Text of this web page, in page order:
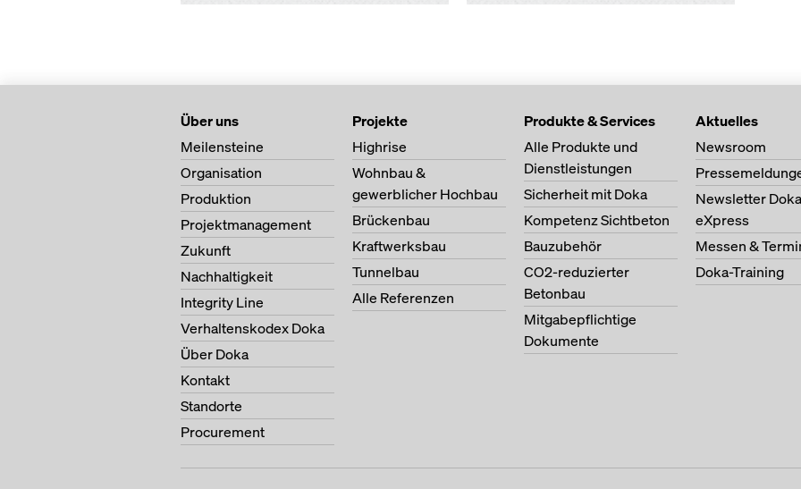
Über uns
Meilensteine
Organisation
Produktion
Projektmanagement
Zukunft
Nachhaltigkeit
Integrity Line
Verhaltenskodex Doka
Über Doka
Kontakt
Standorte
Procurement
Projekte
Highrise
Wohnbau &
gewerblicher Hochbau
Brückenbau
Kraftwerksbau
Tunnelbau
Alle Referenzen
Produkte & Services
Alle Produkte und
Dienstleistungen
Sicherheit mit Doka
Kompetenz Sichtbeton
Bauzubehör
CO2-reduzierter
Betonbau
Mitgabepflichtige
Dokumente
Aktuelles
Newsroom
Newsletter Doka
eXpress
Messen &
Doka-Training